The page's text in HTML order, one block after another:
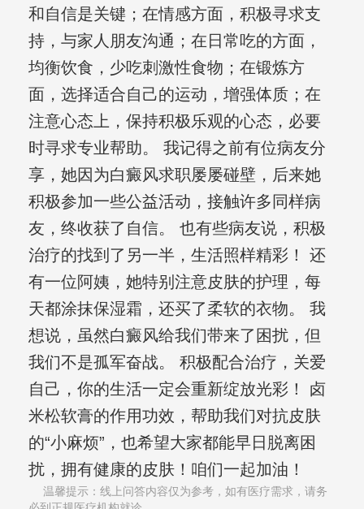
和自信是关键；在情感方面，积极寻求支
持，与家人朋友沟通；在日常吃的方面，
均衡饮食，少吃刺激性食物；在锻炼方
面，选择适合自己的运动，增强体质；在
注意心态上，保持积极乐观的心态，必要
时寻求专业帮助。 我记得之前有位病友分
享，她因为白癜风求职屡屡碰壁，后来她
积极参加一些公益活动，接触许多同样病
友，终收获了自信。 也有些病友说，积极
治疗的找到了另一半，生活照样精彩！ 还
有一位阿姨，她特别注意皮肤的护理，每
天都涂抹保湿霜，还买了柔软的衣物。 我
想说，虽然白癜风给我们带来了困扰，但
我们不是孤军奋战。 积极配合治疗，关爱
自己，你的生活一定会重新绽放光彩！ 卤
米松软膏的作用功效，帮助我们对抗皮肤
的“小麻烦”，也希望大家都能早日脱离困
扰，拥有健康的皮肤！咱们一起加油！
温馨提示：线上问答内容仅为参考，如有医疗需求，请务